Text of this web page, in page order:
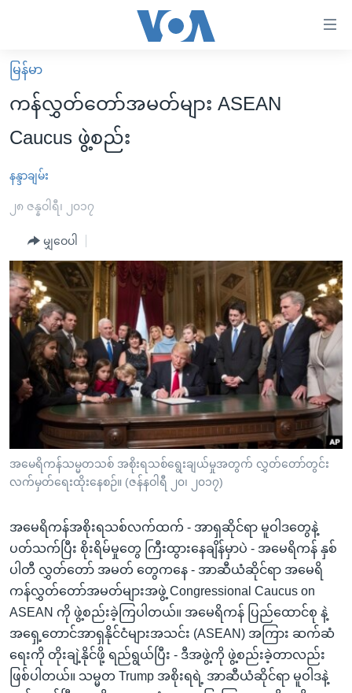
လွယ်ကူ
စေ
သည့်
များ
ပင်မ
ကျော်
ကြည့်
ရန်
ပင်မ
ညွန်း
စာမျက်နှာ
ကြည့်
ရန်
ရန်
နေရာ
သို့
ကျော်
ရန်
မူလစာမျက်နှာ
မြန်မာ
ကမ္ဘာ့သတင်းများ
နိုင်ငံတကာ
အမေရိကန်
အစ္စရေး-ပါလက်စတိုင်း
ဗွီဒီယို
သတင်းလွတ်လပ်ခွင့်
အင်္ဂလိပ်စာလေ့လာမယ်
အမေရိကန်သုံးအီဒီယံ
မကြေးမုံရဲ့ အင်္ဂလိပ်စာ
ရုပ်ရှင်ထဲက အင်္ဂလိပ်စာ
သုတပဒေသာ အင်္ဂလိပ်စာ
အပတ်စဉ်ကဏ္ဍများ
ရေဒီယို
တီဗွီ
ရေဒီယိုနှင့်ရုပ်သံ အချက်အလက်များ
ရေဒီယို/တီဗွီအစီအစဉ်
Learning English
ဗွီအိုအေ လူမှုကွန်ယက်များ
မြန်မာ
ကန်လွှတ်တော်အမတ်များ ASEAN
Caucus ဖွဲ့စည်း
နန္ဒာချမ်း
၂၈ ဇန္နဝါရီ၊ ၂၀၁၇
မျှဝေပါ
အမေရိကန်သမ္မတသစ် အစိုးရသစ်ရွေးချယ်မှုအတွက် လွှတ်တော်တွင်း
လက်မှတ်ရေးထိုးနေစဉ်။ (ဇန်နဝါရီ ၂၀၊ ၂၀၁၇)
အမေရိကန်အစိုးရသစ်လက်ထက် - အာရှဆိုင်ရာ မူဝါဒတွေနဲ့
ပတ်သက်ပြီး စိုးရိမ်မှုတွေ ကြီးထွားနေချိန်မှာပဲ - အမေရိကန် နှစ်
ပါတီ လွှတ်တော် အမတ် တွေကနေ - အာဆီယံဆိုင်ရာ အမေရိ
ကန်လွှတ်တော်အမတ်များအဖွဲ့ Congressional Caucus on
ASEAN ကို ဖွဲ့စည်းခဲ့ကြပါတယ်။ အမေရိကန် ပြည်ထောင်စု နဲ့
အရှေ့တောင်အာရှနိုင်ငံများအသင်း (ASEAN) အကြား ဆက်ဆံ
ရေးကို တိုးချဲ့နိုင်ဖို့ ရည်ရွယ်ပြီး - ဒီအဖွဲ့ကို ဖွဲ့စည်းခဲ့တာလည်း
ဖြစ်ပါတယ်။ သမ္မတ Trump အစိုးရရဲ့ အာဆီယံဆိုင်ရာ မူဝါဒနဲ့